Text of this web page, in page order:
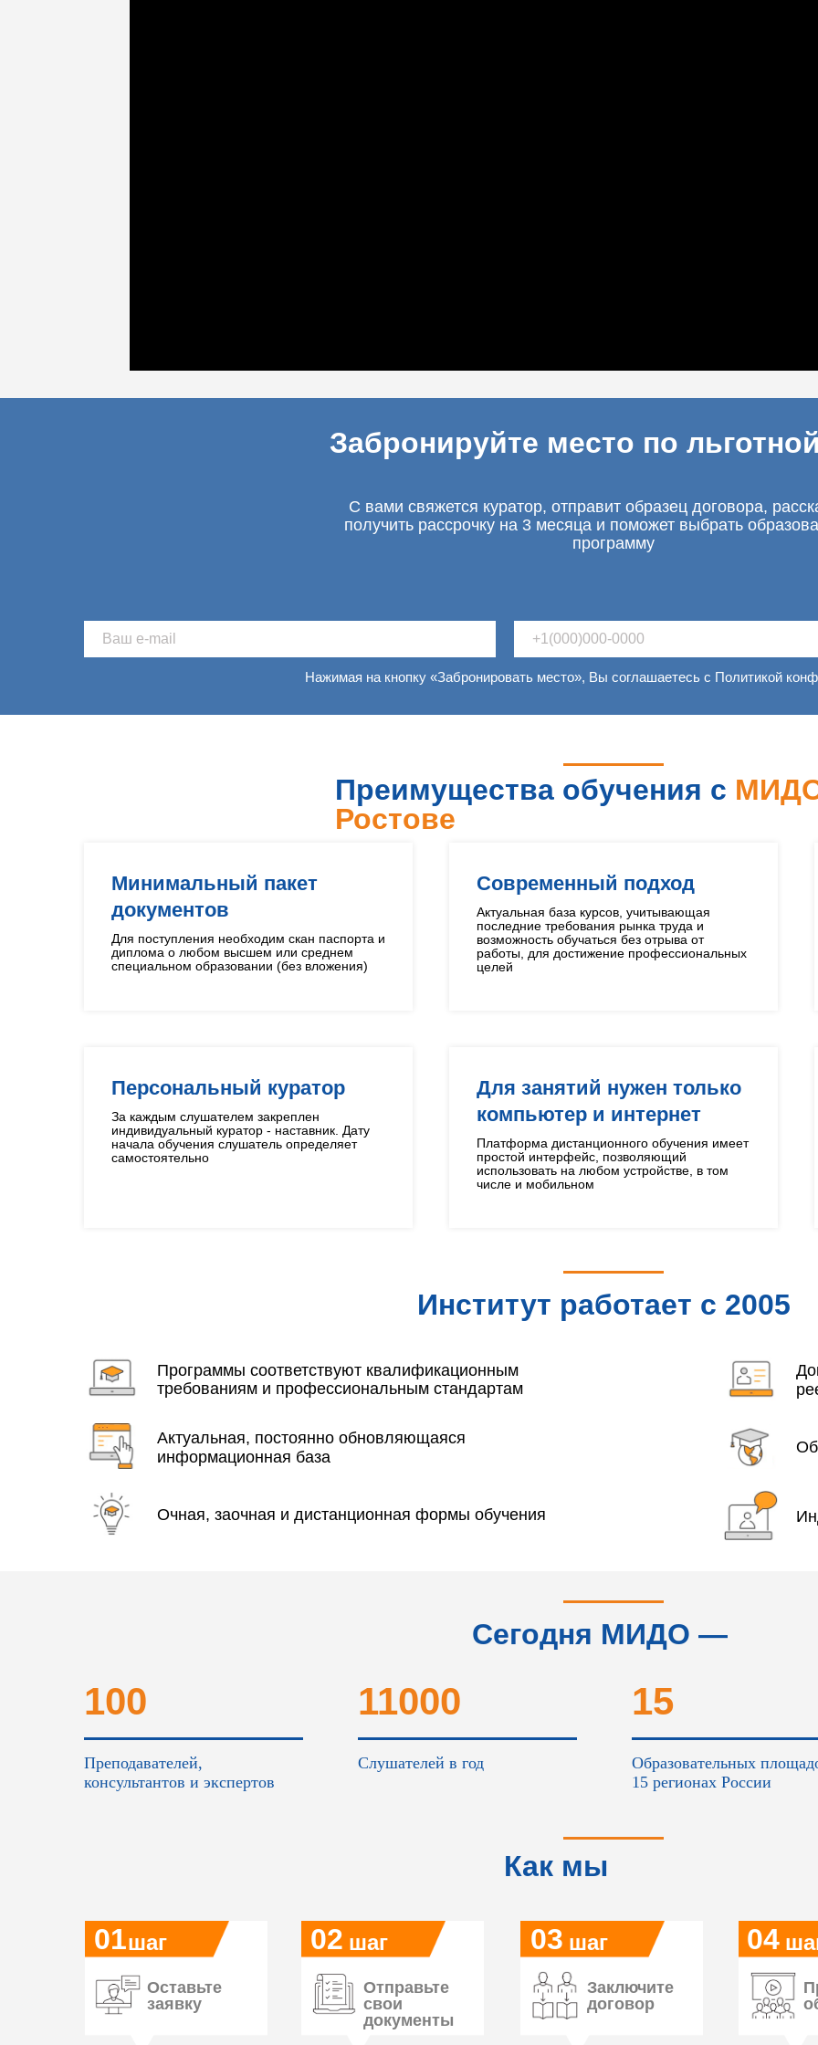
Забронируйте место по
С вами свяжется куратор, отправит образец договора,
получить рассрочку на 3 месяца и поможет выбрать
программу
Нажимая на кнопку «Забронировать место», Вы соглашаетесь с Политикой
Преимущества обучения с
Ростове
Минимальный пакет
документов
Для поступления необходим скан паспорта и
диплома о любом высшем или среднем
специальном образовании (без вложения)
Современный подход
Актуальная база курсов, учитывающая
последние требования рынка труда и
возможность обучаться без отрыва от
работы, для достижение профессиональных
целей
Персональный куратор
За каждым слушателем закреплен
индивидуальный куратор - наставник. Дату
начала обучения слушатель определяет
самостоятельно
Для занятий нужен только
компьютер и интернет
Платформа дистанционного обучения имеет
простой интерфейс, позволяющий
использовать на любом устройстве, в том
числе и мобильном
Институт работает с 2005
Программы соответствуют квалификационным
требованиям и профессиональным стандартам
Актуальная, постоянно обновляющаяся
информационная база
Очная, заочная и дистанционная формы обучения
Сегодня МИДО —
100
Преподавателей,
консультантов и экспертов
11000
Слушателей в год
15
Образовательных
15 регионах России
Как мы
04
03
02
01
Оставьте
заявку
шаг шаг шаг
Отправьте
свои
документы
Заключите
договор